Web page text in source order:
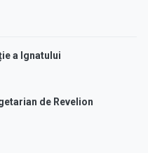
a Ignatului
de Revelion